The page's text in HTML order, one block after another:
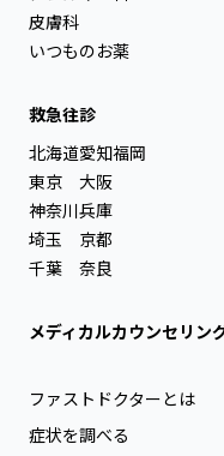
皮膚科
いつものお薬
救急往診
北海道
東京
神奈川
埼玉
千葉
愛知
大阪
兵庫
京都
奈良
福岡
メディカルカウンセリン
ファストドクターとは
症状を調べる